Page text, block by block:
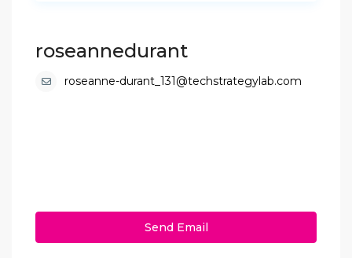
roseannedurant
roseanne-durant_131@techstrategylab.com
Send Email